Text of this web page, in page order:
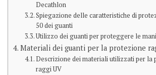
Decathlon
Spiegazione delle caratteristiche di
50 dei guanti
Utilizzo dei guanti per proteggere le
Materiali dei guanti per la protezione
Descrizione dei materiali utilizzati per la
raggi UV